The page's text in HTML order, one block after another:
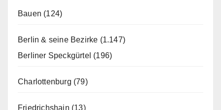
Bauen (124)
Berlin & seine Bezirke (1.147)
Berliner Speckgürtel (196)
Charlottenburg (79)
Friedrichshain (13)